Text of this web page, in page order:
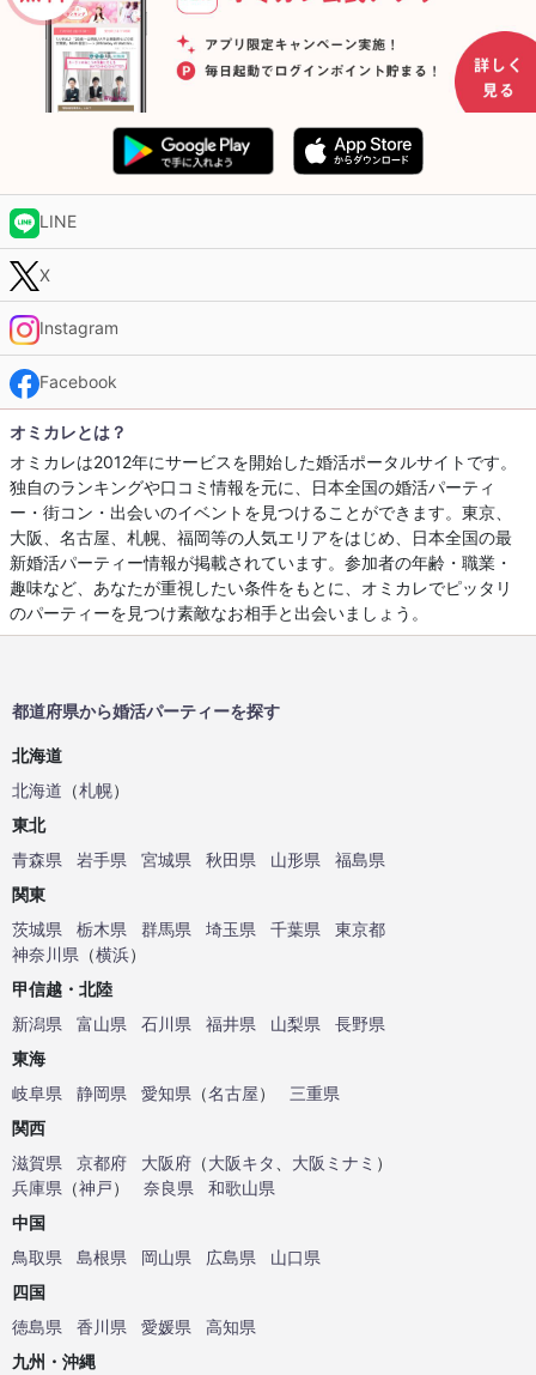
LINE
X
Instagram
Facebook
オミカレとは？
オミカレは2012年にサービスを開始した婚活ポータルサイトです。
独自のランキングや口コミ情報を元に、日本全国の婚活パーティ
ー・街コン・出会いのイベントを見つけることができます。東京、
大阪、名古屋、札幌、福岡等の人気エリアをはじめ、日本全国の最
新婚活パーティー情報が掲載されています。参加者の年齢・職業・
趣味など、あなたが重視したい条件をもとに、オミカレでピッタリ
のパーティーを見つけ素敵なお相手と出会いましょう。
都道府県から婚活パーティーを探す
北海道
北海道 （札幌）
東北
青森県
岩手県 宮城県 秋田県 山形県
福島県
関東
茨城県
栃木県 群馬県 埼玉県 千葉県
東京都
神奈川県 （横浜）
甲信越・北陸
新潟県
富山県 石川県 福井県 山梨県
長野県
東海
岐阜県
静岡県 愛知県 （名古屋）
三重県
関西
滋賀県
京都府 大阪府 （大阪キタ 大阪ミナミ ）
兵庫県 （神戸） 奈良県
和歌山県
中国
鳥取県
島根県 岡山県 広島県
山口県
四国
徳島県
香川県 愛媛県
高知県
九州・沖縄